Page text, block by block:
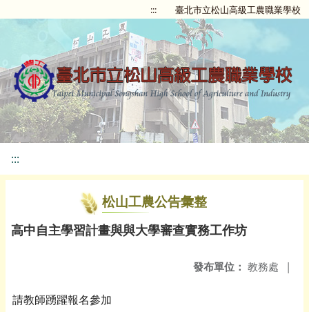
::: 臺北市立松山高級工農職業學校
:::
松山工農公告彙整
高中自主學習計畫與與大學審查實務工作坊
發布單位： 教務處 |
請教師踴躍報名參加